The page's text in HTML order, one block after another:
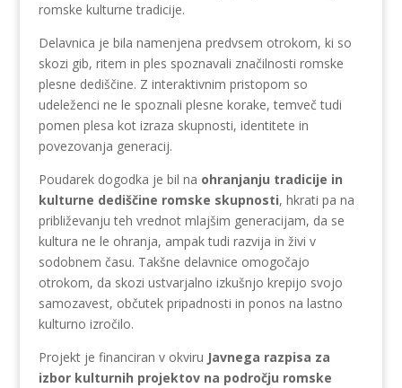
romske kulturne tradicije.
Delavnica je bila namenjena predvsem otrokom, ki so
skozi gib, ritem in ples spoznavali značilnosti romske
plesne dediščine. Z interaktivnim pristopom so
udeleženci ne le spoznali plesne korake, temveč tudi
pomen plesa kot izraza skupnosti, identitete in
povezovanja generacij.
Poudarek dogodka je bil na ohranjanju tradicije in
kulturne dediščine romske skupnosti, hkrati pa na
približevanju teh vrednot mlajšim generacijam, da se
kultura ne le ohranja, ampak tudi razvija in živi v
sodobnem času. Takšne delavnice omogočajo
otrokom, da skozi ustvarjalno izkušnjo krepijo svojo
samozavest, občutek pripadnosti in ponos na lastno
kulturno izročilo.
Projekt je financiran v okviru Javnega razpisa za
izbor kulturnih projektov na področju romske